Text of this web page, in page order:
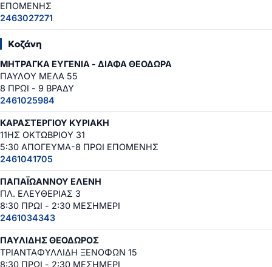
ΕΠΟΜΕΝΗΣ
2463027271
Κοζάνη
ΜΗΤΡΑΓΚΑ ΕΥΓΕΝΙΑ - ΔΙΑΦΑ ΘΕΟΔΩΡΑ
ΠΑΥΛΟΥ ΜΕΛΑ 55
8 ΠΡΩΙ - 9 ΒΡΑΔΥ
2461025984
ΚΑΡΑΣΤΕΡΓΙΟΥ ΚΥΡΙΑΚΗ
11ΗΣ ΟΚΤΩΒΡΙΟΥ 31
5:30 ΑΠΟΓΕΥΜΑ-8 ΠΡΩΙ ΕΠΟΜΕΝΗΣ
2461041705
ΠΑΠΑΪΩΑΝΝΟΥ ΕΛΕΝΗ
ΠΛ. ΕΛΕΥΘΕΡΙΑΣ 3
8:30 ΠΡΩΙ - 2:30 ΜΕΣΗΜΕΡΙ
2461034343
ΠΑΥΛΙΔΗΣ ΘΕΟΔΩΡΟΣ
ΤΡΙΑΝΤΑΦΥΛΛΙΔΗ ΞΕΝΟΦΩΝ 15
8:30 ΠΡΩΙ - 2:30 ΜΕΣΗΜΕΡΙ